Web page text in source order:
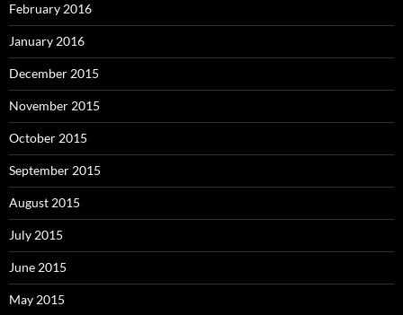
February 2016
January 2016
December 2015
November 2015
October 2015
September 2015
August 2015
July 2015
June 2015
May 2015